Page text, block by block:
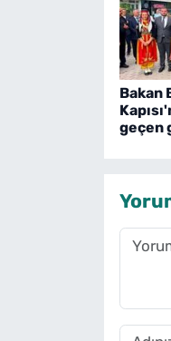
Bakan
geçen